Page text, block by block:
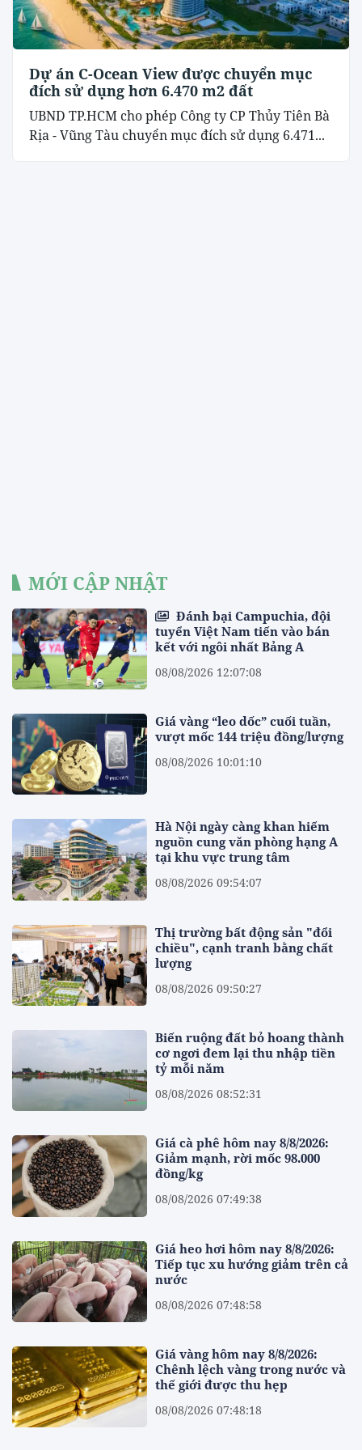
Dự án C-Ocean View được chuyển mục
đích sử dụng hơn 6.470 m2 đất
UBND TP.HCM cho phép Công ty CP Thủy Tiên Bà
Rịa - Vũng Tàu chuyển mục đích sử dụng 6.471...
MỚI CẬP NHẬT
Đánh bại Campuchia, đội
tuyển Việt Nam tiến vào bán
kết với ngôi nhất Bảng A
08/08/2026 12:07:08
Giá vàng “leo dốc” cuối tuần,
vượt mốc 144 triệu đồng/lượng
08/08/2026 10:01:10
Hà Nội ngày càng khan hiếm
nguồn cung văn phòng hạng A
tại khu vực trung tâm
08/08/2026 09:54:07
Thị trường bất động sản "đổi
chiều", cạnh tranh bằng chất
lượng
08/08/2026 09:50:27
Biến ruộng đất bỏ hoang thành
cơ ngơi đem lại thu nhập tiền
tỷ mỗi năm
08/08/2026 08:52:31
Giá cà phê hôm nay 8/8/2026:
Giảm mạnh, rời mốc 98.000
đồng/kg
08/08/2026 07:49:38
Giá heo hơi hôm nay 8/8/2026:
Tiếp tục xu hướng giảm trên cả
nước
08/08/2026 07:48:58
Giá vàng hôm nay 8/8/2026:
Chênh lệch vàng trong nước và
thế giới được thu hẹp
08/08/2026 07:48:18